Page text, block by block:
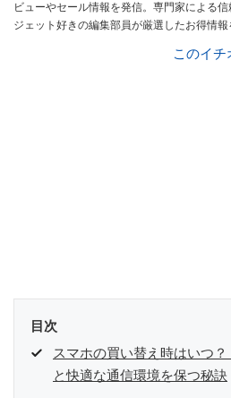
ビューやセール情報を発信。専門家による
ジェット好きの編集部員が厳選したお得情報
このイ
目次
スマホの買い替え時はいつ
と快適な通信環境を保つ秘訣